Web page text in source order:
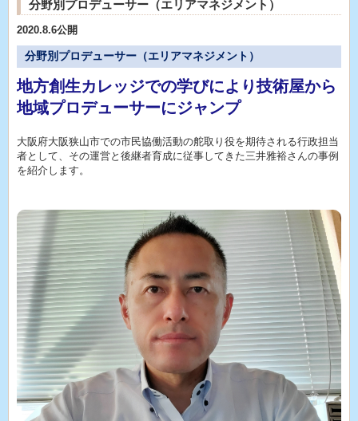
分野別プロデューサー（エリアマネジメント）
2020.8.6公開
分野別プロデューサー（エリアマネジメント）
地方創生カレッジでの学びにより技術屋から
地域プロデューサーにジャンプ
大阪府大阪狭山市での市民協働活動の舵取り役を期待される行政担当
者として、その運営と後継者育成に従事してきた三井雅裕さんの事例
を紹介します。